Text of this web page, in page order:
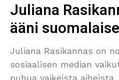
Juliana
ääni
Juliana Rasikannas on
sosiaalisen median
puhua vaikeista